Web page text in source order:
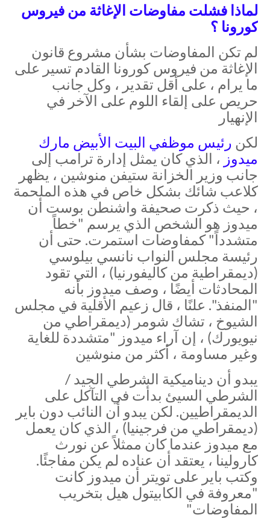
لماذا فشلت مفاوضات الإغاثة من فيروس
كورونا ؟
لم تكن المفاوضات بشأن مشروع قانون
الإغاثة من فيروس كورونا القادم تسير على
ما يرام ، على أقل تقدير ، وكل جانب
حريص على إلقاء اللوم على الآخر في
الإنهيار
لكن رئيس موظفي البيت الأبيض مارك
ميدوز ، الذي كان يمثل إدارة ترامب إلى
جانب وزير الخزانة ستيفن منوشين ، يظهر
كلاعب شائك بشكل خاص في هذه الملحمة
، حيث ذكرت صحيفة واشنطن بوست أن
ميدوز هو الشخص الذي يرسم "خطاً
متشدداً" كمفاوضات استمرت. حتى أن
رئيسة مجلس النواب نانسي بيلوسي
(ديمقراطية من كاليفورنيا) ، التي تقود
المحادثات أيضًا ، وصف ميدوز بأنه
"المنفذ". علنًا ، قال زعيم الأقلية في مجلس
الشيوخ ، تشاك شومر (ديمقراطي من
نيويورك) ، إن آراء ميدوز "متشددة للغاية
وغير مساومة ، أكثر من منوشين
يبدو أن ديناميكية الشرطي الجيد /
الشرطي السيئ بدأت في التآكل على
الديمقراطيين. لكن يبدو أن النائب دون باير
(ديمقراطي من فرجينيا) ، الذي كان يعمل
مع ميدوز عندما كان ممثلاً عن نورث
كارولينا ، يعتقد أن عناده لم يكن مفاجئًا.
وكتب باير على تويتر أن ميدوز كانت
"معروفة في الكابيتول هيل بتخريب
المفاوضات"